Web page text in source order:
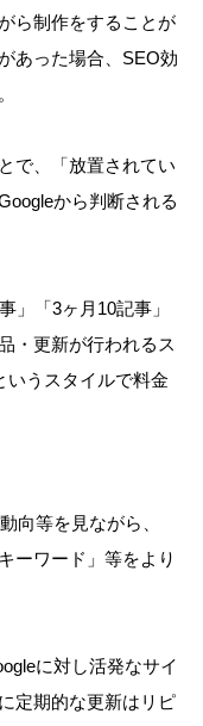
ら制作をすることが
あった場合、SEO効
で、「放置されてい
から判断される
」「3ヶ月10記事」
・更新が行われるス
いうスタイルで料金
向等を見ながら、
ーワード」等をより
に対し活発なサイ
定期的な更新はリピ